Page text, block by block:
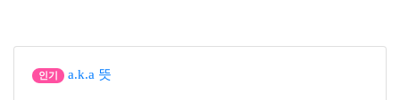
인기 a.k.a 뜻